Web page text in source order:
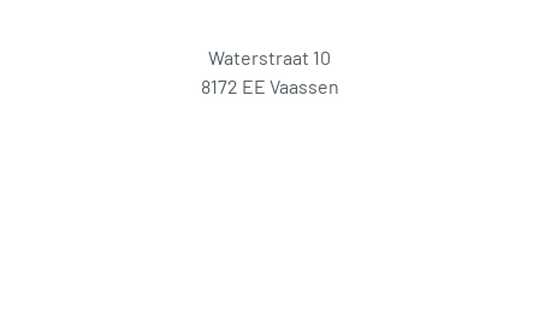
Waterstraat 10
8172 EE Vaassen